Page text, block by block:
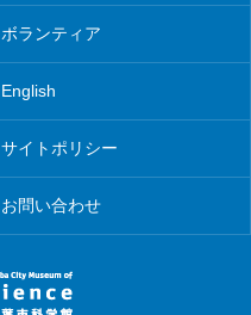
ボランティア
English
サイトポリシー
お問い合わせ